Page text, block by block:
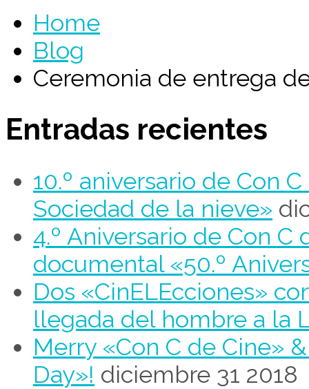
Home
Blog
Ceremonia de entrega
Entradas recientes
10.º aniversario de Con
Sociedad de la nieve»
4.º Aniversario de Con
documental «50.º
Dos «CinELEcciones»
llegada del hombre a la
Merry «Con C de Cine»
Day»! diciembre 31 2018